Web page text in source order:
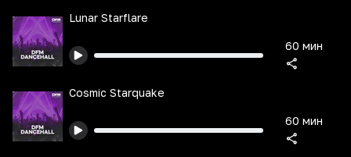
Lunar Starflare
60 мин
Cosmic Starquake
60 мин